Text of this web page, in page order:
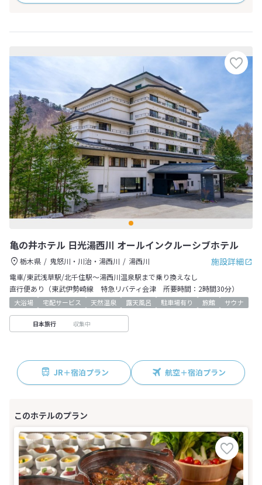
亀の井ホテル 日光湯西川 オールインクルーシブホテル
施設詳細
栃木県 鬼怒川・川治・湯西川
湯西川
電車/東武浅草駅/北千住駅〜湯西川温泉駅まで乗り換えなし
直行便あり（東武伊勢崎線 特急リバティ会津 所要時間：2時間30分）
大浴場 宅配サービス 天然温泉 露天風呂 駐車場有り 旅館 サウナ
日本旅行 収集中
JR＋宿泊プラン 航空＋宿泊プラン